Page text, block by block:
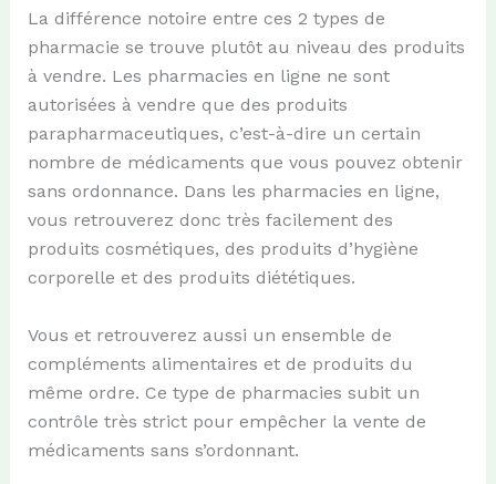
La différence notoire entre ces 2 types de
pharmacie se trouve plutôt au niveau des produits
à vendre. Les pharmacies en ligne ne sont
autorisées à vendre que des produits
parapharmaceutiques, c’est-à-dire un certain
nombre de médicaments que vous pouvez obtenir
sans ordonnance. Dans les pharmacies en ligne,
vous retrouverez donc très facilement des
produits cosmétiques, des produits d’hygiène
corporelle et des produits diététiques.
Vous et retrouverez aussi un ensemble de
compléments alimentaires et de produits du
même ordre. Ce type de pharmacies subit un
contrôle très strict pour empêcher la vente de
médicaments sans s’ordonnant.